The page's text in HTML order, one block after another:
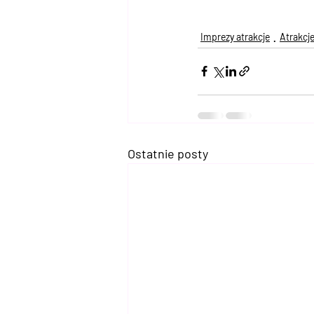
Imprezy atrakcje Atrakcje
Ostatnie posty